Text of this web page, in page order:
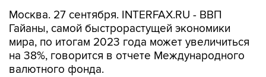
Москва. 27 сентября. INTERFAX.RU - ВВП
Гайаны, самой быстрорастущей экономики
мира, по итогам 2023 года может увеличиться
на 38%, говорится в отчете Международного
валютного фонда.